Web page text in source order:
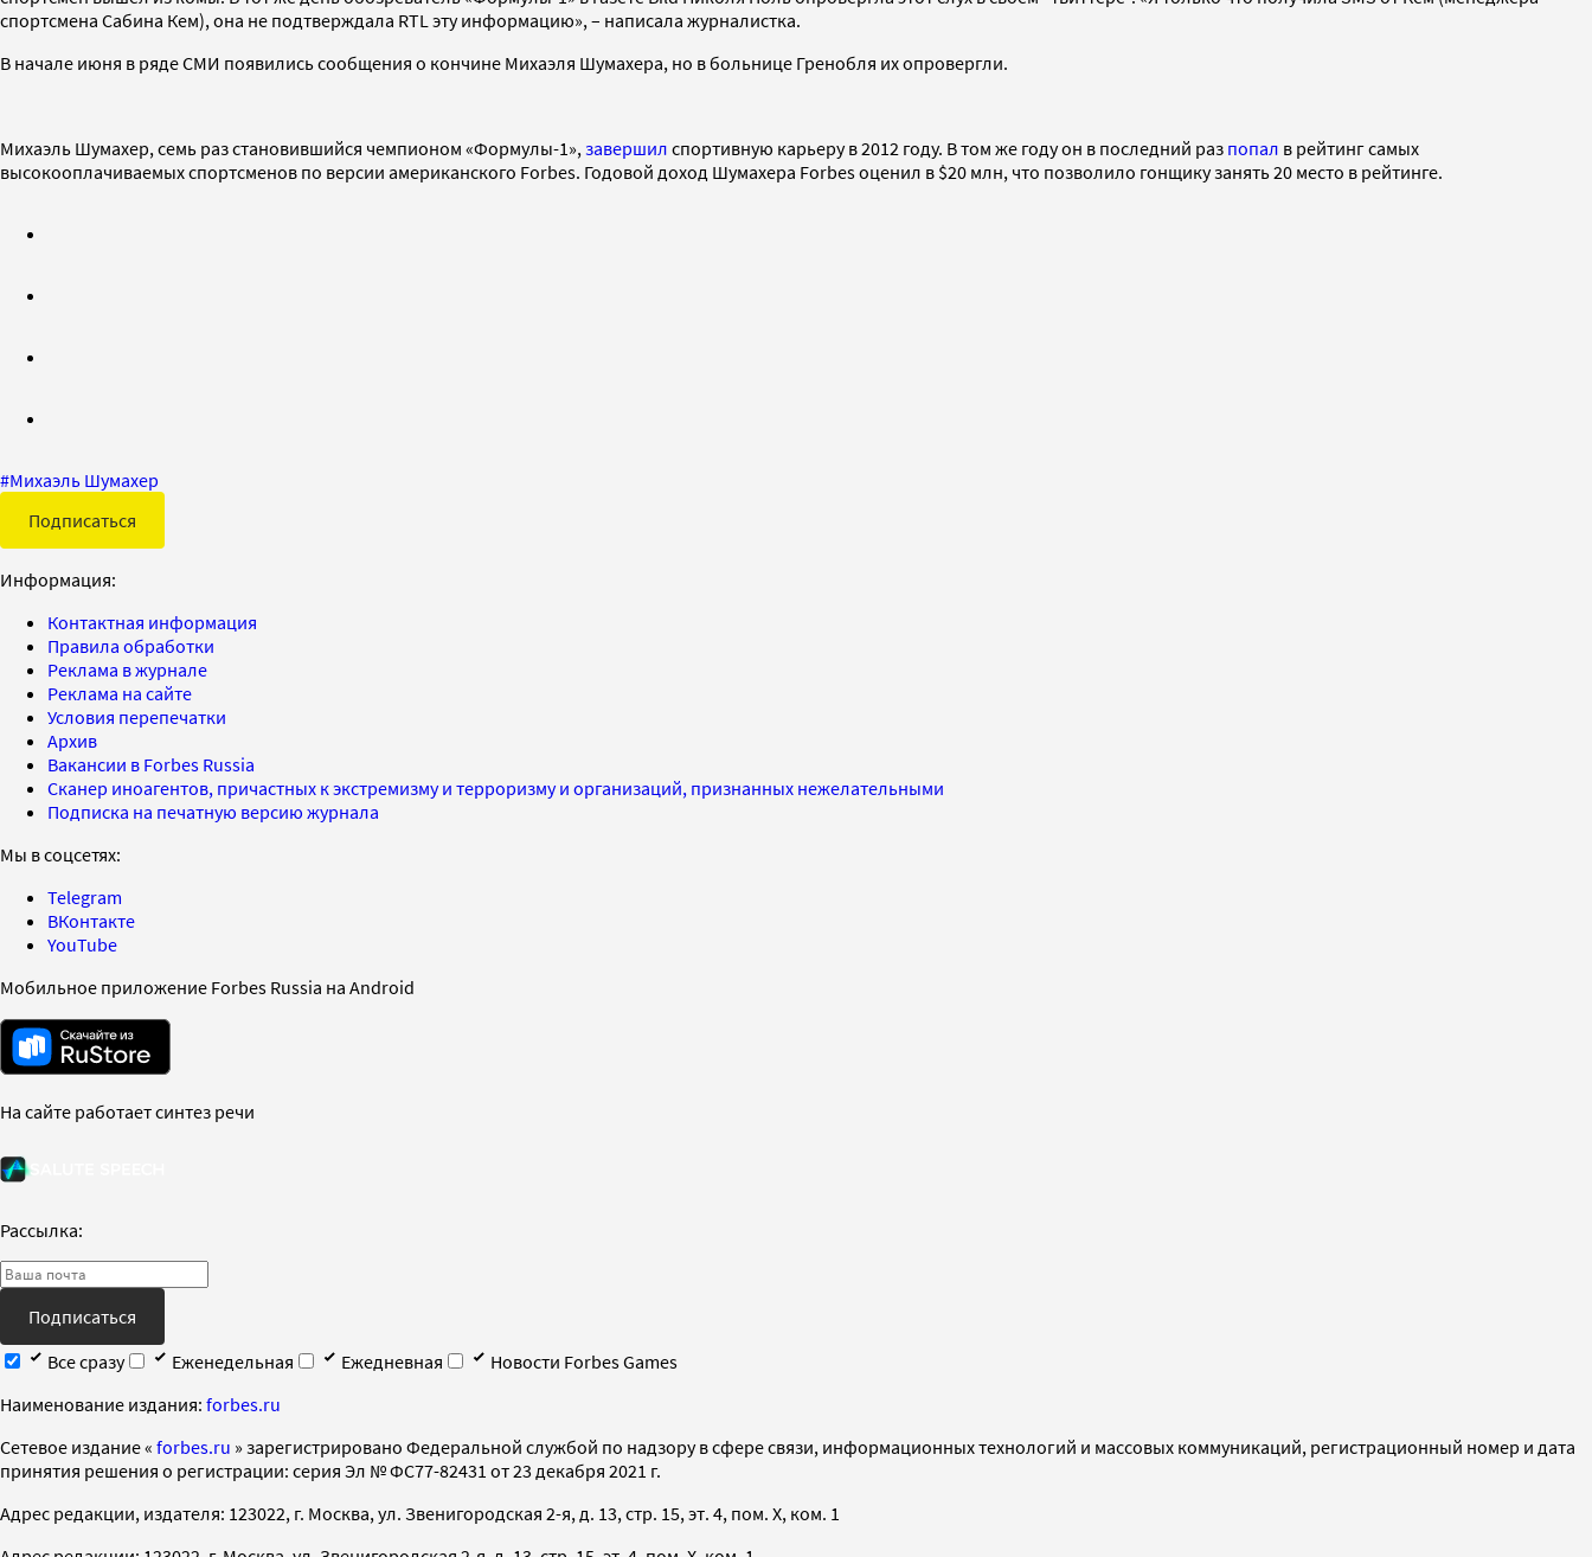
спортсмена Сабина Кем), она не подтверждала RTL эту информацию», – написала журналистка.
В начале июня в ряде СМИ появились сообщения о кончине Михаэля Шумахера, но в больнице Гренобля их опровергли.
Михаэль Шумахер, семь раз становившийся чемпионом «Формулы-1», завершил спортивную карьеру в 2012 году. В том же году он в последний раз попал в рейтинг самых
высокооплачиваемых спортсменов по версии американского Forbes. Годовой доход Шумахера Forbes оценил в $20 млн, что позволило гонщику занять 20 место в рейтинге.
#Михаэль Шумахер
Подписаться
Информация:
Контактная информация
Правила обработки
Реклама в журнале
Реклама на сайте
Условия перепечатки
Архив
Вакансии в Forbes Russia
Сканер иноагентов, причастных к экстремизму и терроризму и организаций, признанных нежелательными
Подписка на печатную версию журнала
Мы в соцсетях:
Telegram
ВКонтакте
YouTube
Мобильное приложение Forbes Russia на Android
На сайте работает синтез речи
Рассылка:
Подписаться
Все сразу
Еженедельная Ежедневная
Новости Forbes Games
Наименование издания: forbes.ru
Cетевое издание « forbes.ru » зарегистрировано Федеральной службой по надзору в сфере связи, информационных технологий и массовых коммуникаций, регистрационный номер и дата
принятия решения о регистрации: серия Эл № ФС77-82431 от 23 декабря 2021 г.
Адрес редакции, издателя: 123022, г. Москва, ул. Звенигородская 2-я, д. 13, стр. 15, эт. 4, пом. X, ком. 1